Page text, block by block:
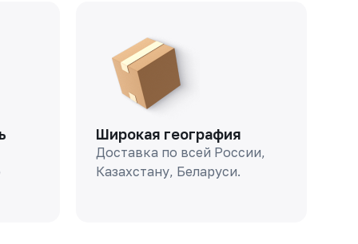
Широкая география
Доставка по всей России,
Казахстану, Беларуси.